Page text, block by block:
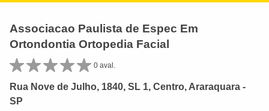
Associacao Paulista de Espec Em
Ortondontia Ortopedia Facial
0 aval.
Rua Nove de Julho, 1840, SL 1, Centro, Araraquara -
SP